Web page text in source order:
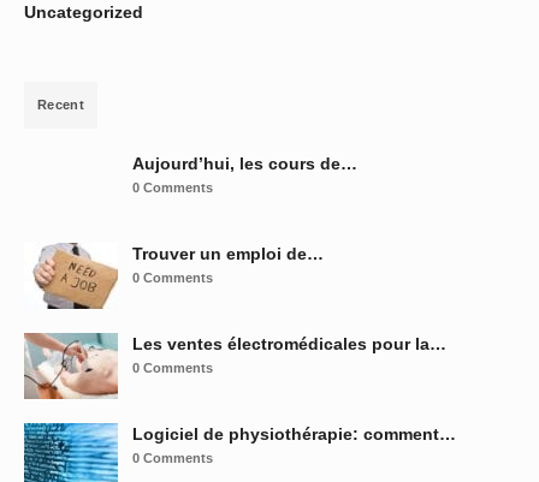
Uncategorized
Recent
Aujourd’hui, les cours de…
0 Comments
Trouver un emploi de…
0 Comments
Les ventes électromédicales pour la…
0 Comments
Logiciel de physiothérapie: comment…
0 Comments